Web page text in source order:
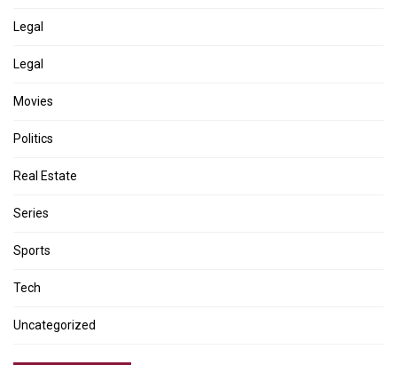
Legal
Legal
Movies
Politics
Real Estate
Series
Sports
Tech
Uncategorized